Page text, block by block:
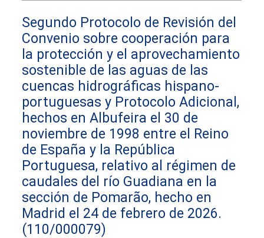
Segundo Protocolo de Revisión del
Convenio sobre cooperación para
la protección y el aprovechamiento
sostenible de las aguas de las
cuencas hidrográficas hispano-
portuguesas y Protocolo Adicional,
hechos en Albufeira el 30 de
noviembre de 1998 entre el Reino
de España y la República
Portuguesa, relativo al régimen de
caudales del río Guadiana en la
sección de Pomarão, hecho en
Madrid el 24 de febrero de 2026.
(110/000079)